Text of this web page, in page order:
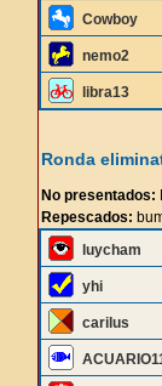
Cowboy
nemo2
libra13
Ronda
No presentados:
Repescados:
luycham
yhi
carilus